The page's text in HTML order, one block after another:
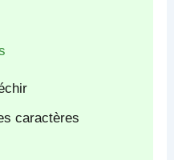
caractères